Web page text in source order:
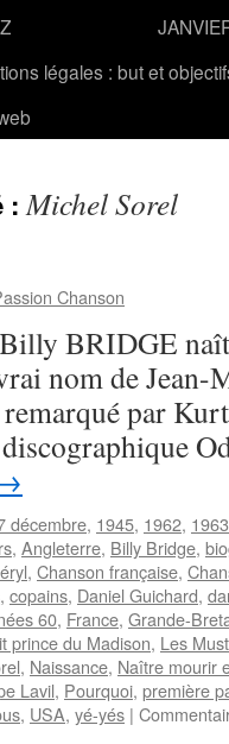
légales : but et
:Michel Sorel
Chanson
BRIDGE
nom de
remarqué par
décembre, 1945, 1962, 1963
, Angleterre, Billy Bridge,
, Chanson française,
, copains, Daniel Guichard,
60, France, Grande-
prince du Madison, Les
, Naissance, Naître mourir
Lavil, Pourquoi, première
, USA, yé-yés |